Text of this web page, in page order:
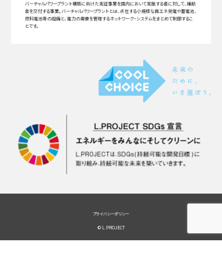
バーチャルパワープラント構築に向けた実証事業を国内において実施する者に対して、補助
金を交付する事業。バーチャルパワープラントとは、点在する小規模な再エネ発電や蓄電池、
燃料電池等の設備と、電力の需要を管理するネットワーク・システムをまとめて制御するこ
とです。
プライバシーポリシー
© L.PROJECT